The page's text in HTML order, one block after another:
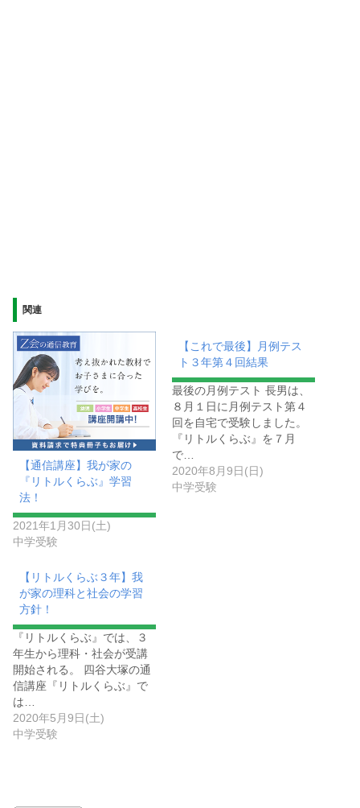
関連
【通信講座】我が家の
『リトルくらぶ』学習
法！
2021年1月30日(土)
中学受験
【これで最後】月例テス
ト３年第４回結果
最後の月例テスト 長男は、
８月１日に月例テスト第４
回を自宅で受験しました。
『リトルくらぶ』を７月
で…
2020年8月9日(日)
中学受験
【リトルくらぶ３年】我
が家の理科と社会の学習
方針！
『リトルくらぶ』では、３
年生から理科・社会が受講
開始される。 四谷大塚の通
信講座『リトルくらぶ』で
は…
2020年5月9日(土)
中学受験